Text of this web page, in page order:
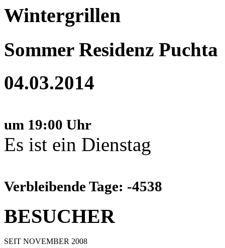
Wintergrillen
Sommer Residenz Puchta
04.03.2014
um 19:00 Uhr
Es ist ein Dienstag
Verbleibende Tage: -4538
BESUCHER
SEIT NOVEMBER 2008